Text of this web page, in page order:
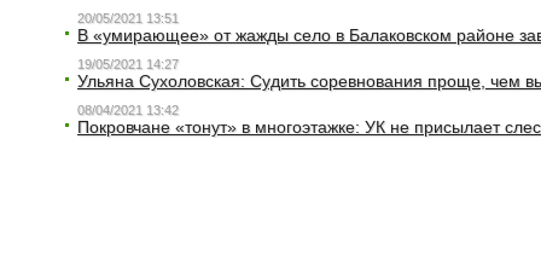
20/05/2021 13:51
В «умирающее» от жажды село в Балаковском районе
19/05/2021 14:27
Ульяна Сухоловская: Судить соревнования проще, чем
08/04/2021 13:42
Покровчане «тонут» в многоэтажке: УК не присылает